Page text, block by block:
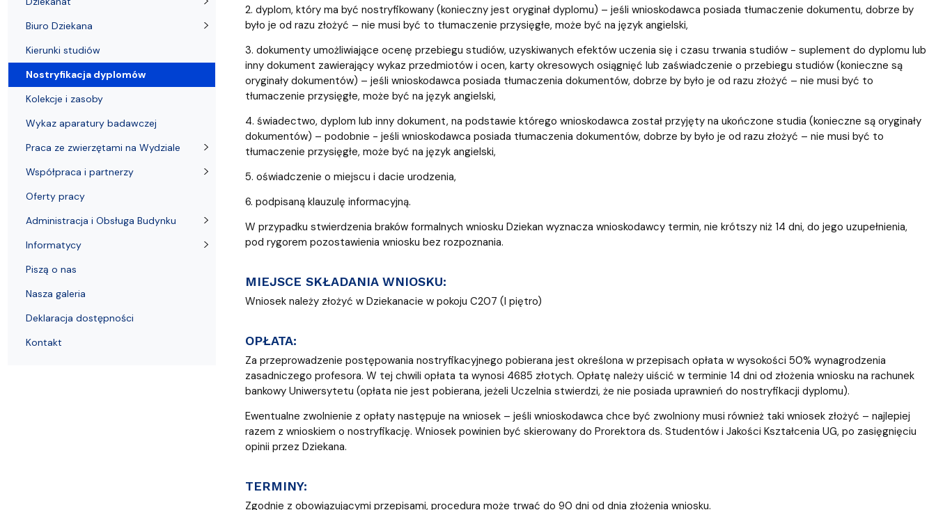
2. dyplom, który ma być nostryfikowany (konieczny jest oryginał dyplomu) – jeśli wnioskodawca posiada tłumaczenie dokumentu, dobrze by
było je od razu złożyć – nie musi być to tłumaczenie przysięgłe, może być na język angielski,
3. dokumenty umożliwiające ocenę przebiegu studiów, uzyskiwanych efektów uczenia się i czasu trwania studiów - suplement do dyplomu lub
inny dokument zawierający wykaz przedmiotów i ocen, karty okresowych osiągnięć lub zaświadczenie o przebiegu studiów (konieczne są
oryginały dokumentów) – jeśli wnioskodawca posiada tłumaczenia dokumentów, dobrze by było je od razu złożyć – nie musi być to
tłumaczenie przysięgłe, może być na język angielski,
4. świadectwo, dyplom lub inny dokument, na podstawie którego wnioskodawca został przyjęty na ukończone studia (konieczne są oryginały
dokumentów) – podobnie - jeśli wnioskodawca posiada tłumaczenia dokumentów, dobrze by było je od razu złożyć – nie musi być to
tłumaczenie przysięgłe, może być na język angielski,
5. oświadczenie o miejscu i dacie urodzenia,
6. podpisaną klauzulę informacyjną.
W przypadku stwierdzenia braków formalnych wniosku Dziekan wyznacza wnioskodawcy termin, nie krótszy niż 14 dni, do jego uzupełnienia,
pod rygorem pozostawienia wniosku bez rozpoznania.
MIEJSCE SKŁADANIA WNIOSKU:
Wniosek należy złożyć w Dziekanacie w pokoju C207 (I piętro)
OPŁATA:
Za przeprowadzenie postępowania nostryfikacyjnego pobierana jest określona w przepisach opłata w wysokości 50% wynagrodzenia
zasadniczego profesora. W tej chwili opłata ta wynosi 4685 złotych. Opłatę należy uiścić w terminie 14 dni od złożenia wniosku na rachunek
bankowy Uniwersytetu (opłata nie jest pobierana, jeżeli Uczelnia stwierdzi, że nie posiada uprawnień do nostryfikacji dyplomu).
Ewentualne zwolnienie z opłaty następuje na wniosek – jeśli wnioskodawca chce być zwolniony musi również taki wniosek złożyć – najlepiej
razem z wnioskiem o nostryfikację. Wniosek powinien być skierowany do Prorektora ds. Studentów i Jakości Kształcenia UG, po zasięgnięciu
opinii przez Dziekana.
TERMINY:
Zgodnie z obowiązującymi przepisami, procedura może trwać do 90 dni od dnia złożenia wniosku.
Biuro Dziekana
Kierunki studiów
Nostryfikacja dyplomów
Kolekcje i zasoby
Wykaz aparatury badawczej
Praca ze zwierzętami na Wydziale
Współpraca i partnerzy
Oferty pracy
Administracja i Obsługa Budynku
Informatycy
Piszą o nas
Nasza galeria
Deklaracja dostępności
Kontakt